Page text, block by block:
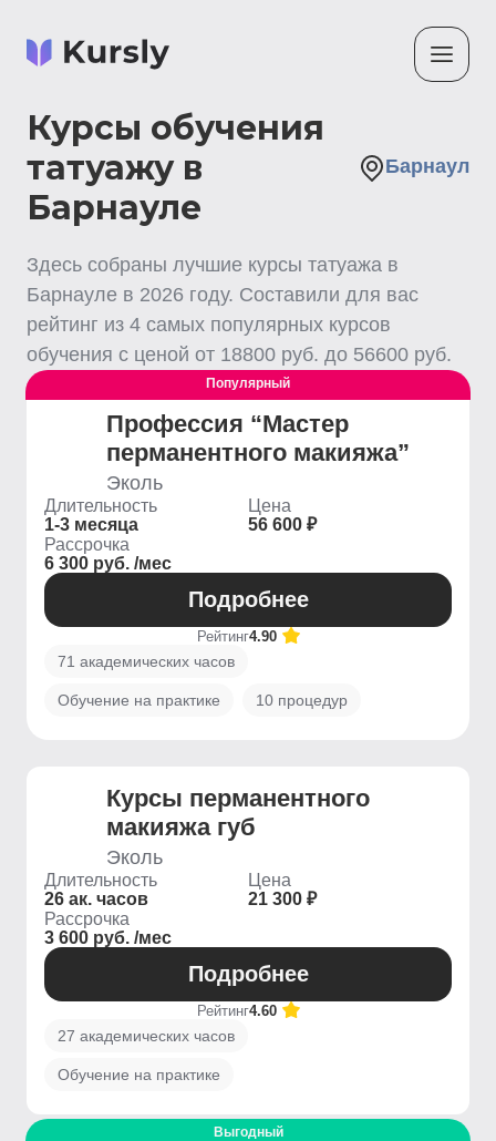
Курсы обучения
татуажу в
Барнауле
Барнаул
Здесь собраны лучшие курсы татуажа в
Барнауле в 2026 году. Составили для вас
рейтинг из 4 самых популярных курсов
обучения с ценой от 18800 руб. до 56600 руб.
Популярный
Профессия “Мастер
перманентного макияжа”
Эколь
Длительность
1-3 месяца
Цена
56 600 ₽
Рассрочка
6 300 руб. /мес
Подробнее
Рейтинг4.90
71 академических часов
Обучение на практике 10 процедур
Курсы перманентного
макияжа губ
Эколь
Длительность
26 ак. часов
Цена
21 300 ₽
Рассрочка
3 600 руб. /мес
Подробнее
Рейтинг4.60
27 академических часов
Обучение на практике
Выгодный